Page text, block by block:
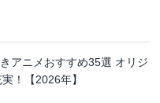
アニメおすすめ35選 オリジ
！【2026年】